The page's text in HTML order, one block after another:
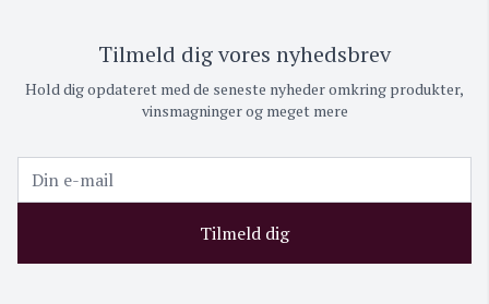
Tilmeld dig vores nyhedsbrev
Hold dig opdateret med de seneste nyheder omkring produkter,
vinsmagninger og meget mere
Tilmeld dig